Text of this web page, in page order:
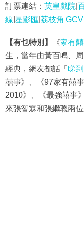
訂票連結： 英皇戲院
線 星影匯 荔枝角 GCV
【有乜特別】 《家有
生，當年由黃百鳴、
經典，網友都話「 睇
囍事》、《97家有囍
2010》、《最強囍事
來張智霖和張繼聰兩